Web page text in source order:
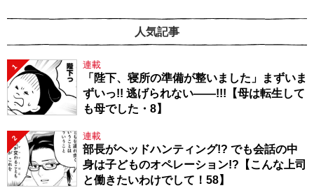
人気記事
1 連載
「陛下、寝所の準備が整いました」まずいま
ずいっ!! 逃げられない――!!!【母は転生して
も母でした・8】
2 連載
部長がヘッドハンティング!? でも会話の中
身は子どものオペレーション!?【こんな上司
と働きたいわけでして！58】